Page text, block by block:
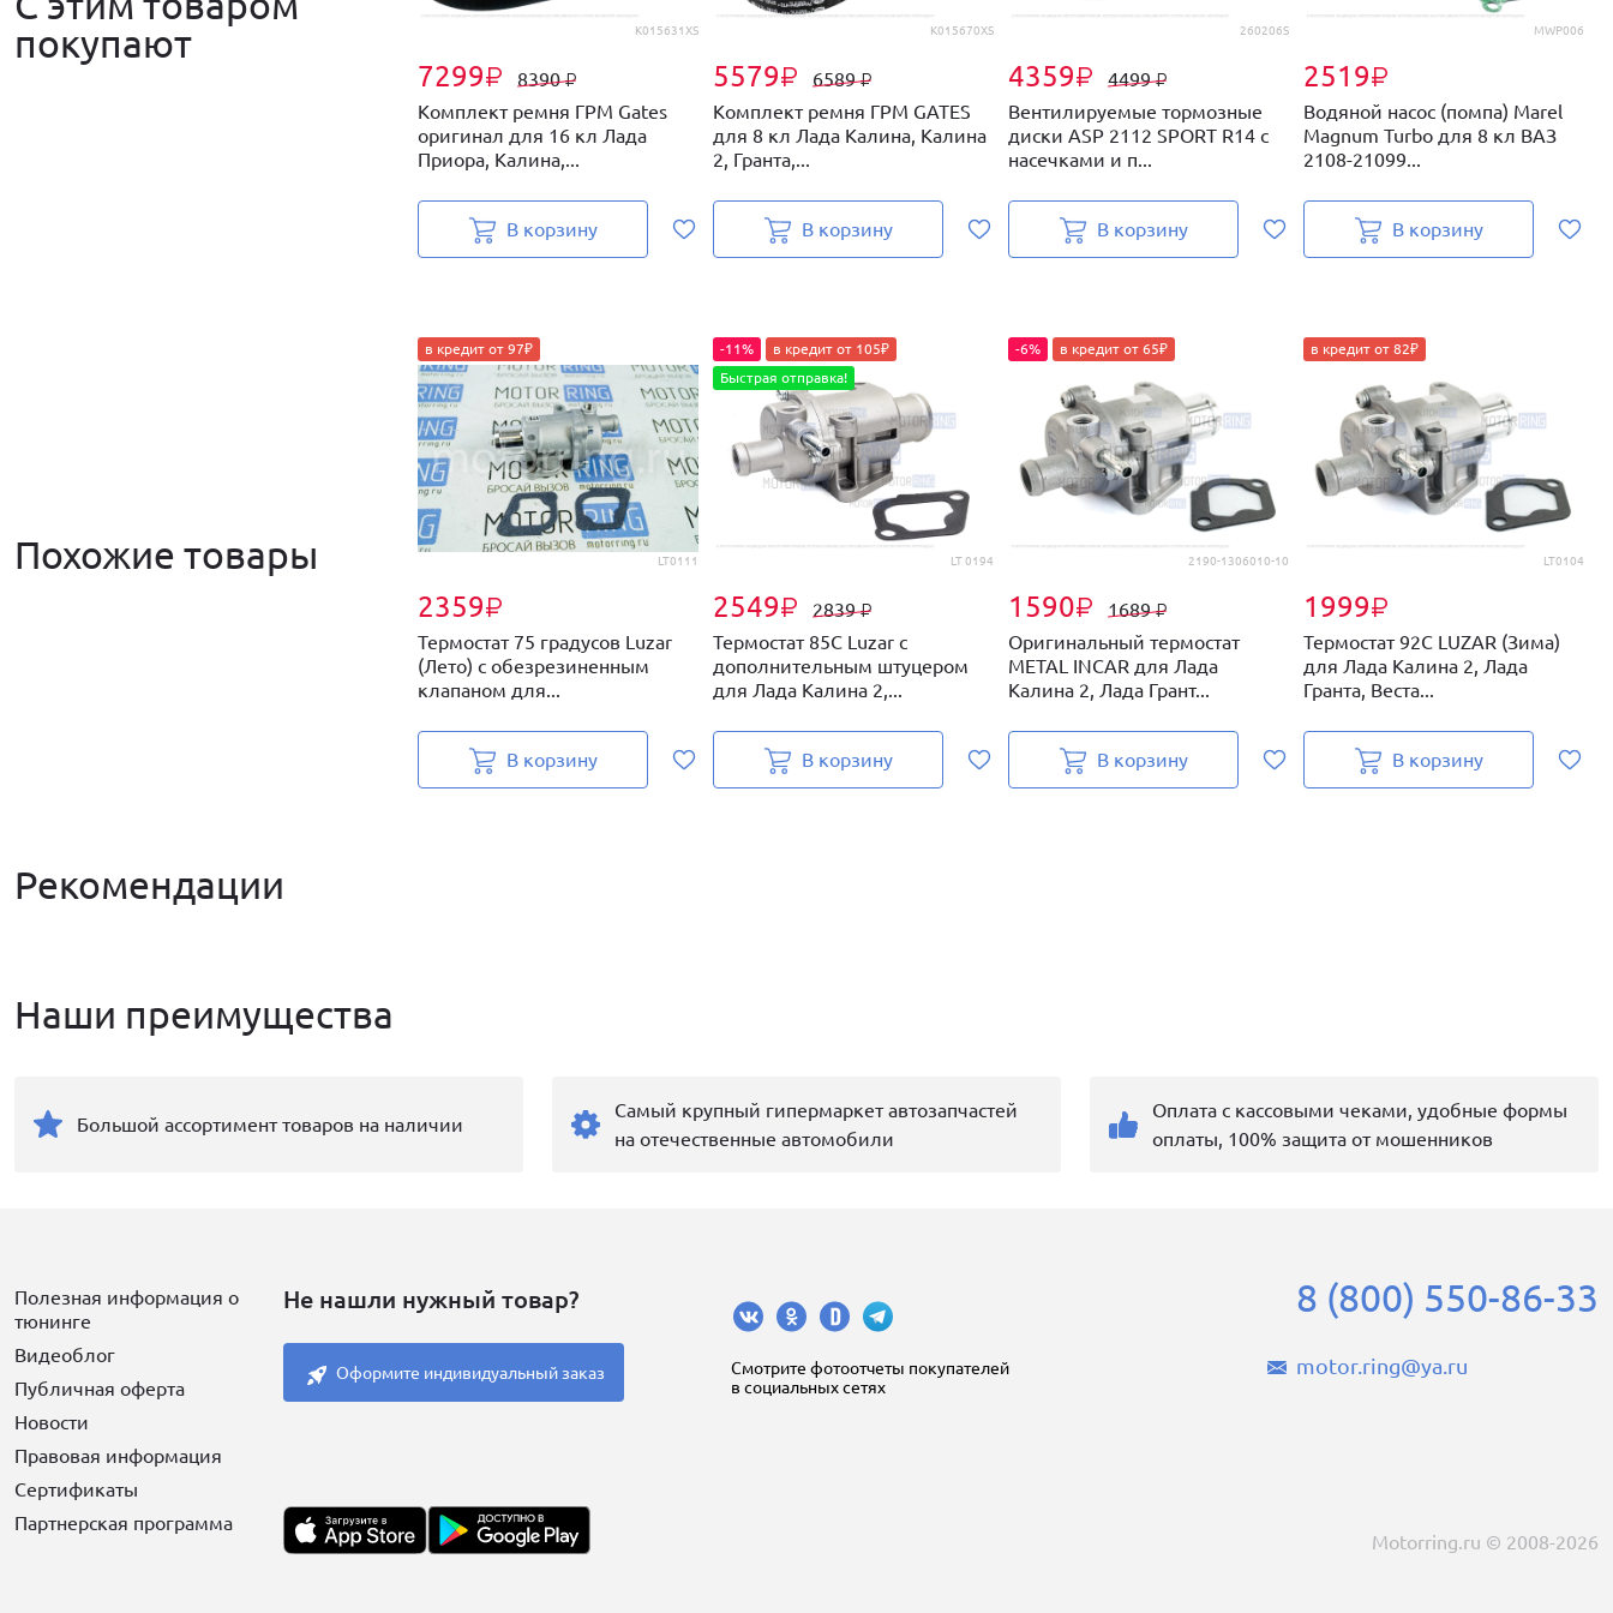
покупают
K015631XS
7299₽ 8390₽
Комплект ремня ГРМ Gates
оригинал для 16 кл Лада
Приора, Калина,...
В корзину
K015670XS
5579₽ 6589₽
Комплект ремня ГРМ GATES
для 8 кл Лада Калина, Калина
2, Гранта,...
В корзину
260206S
4359₽ 4499₽
Вентилируемые тормозные
диски ASP 2112 SPORT R14 с
насечками и п...
В корзину
MWP006
2519₽
Водяной насос (помпа) Marel
Magnum Turbo для 8 кл ВАЗ
2108-21099...
В корзину
Похожие товары LT0111
2359₽
в кредит от 97₽
Термостат 75 градусов Luzar
(Лето) с обезрезиненным
клапаном для...
В корзину
LT 0194
2549₽ 2839₽
-11%
в кредит от 105₽
Быстрая отправка!
Термостат 85С Luzar с
дополнительным штуцером
для Лада Калина 2,...
В корзину
2190-1306010-10
1590₽ 1689₽
-6% в кредит от 65₽
Оригинальный термостат
METAL INCAR для Лада
Калина 2, Лада Грант...
В корзину
LT0104
1999₽
в кредит от 82₽
Термостат 92C LUZAR (Зима)
для Лада Калина 2, Лада
Гранта, Веста...
В корзину
Рекомендации
Наши преимущества
Большой ассортимент товаров на наличии
Самый крупный гипермаркет автозапчастей
на отечественные автомобили
Оплата с кассовыми чеками, удобные формы
оплаты, 100% защита от мошенников
Полезная информация о
тюнинге
Видеоблог
Публичная оферта
Новости
Правовая информация
Сертификаты
Партнерская программа
Не нашли нужный товар?
Оформите индивидуальный заказ
Cмотрите фотоотчеты покупателей
в социальных сетях
8 (800) 550-86-33
motor.ring@ya.ru
Motorring.ru © 2008-2026